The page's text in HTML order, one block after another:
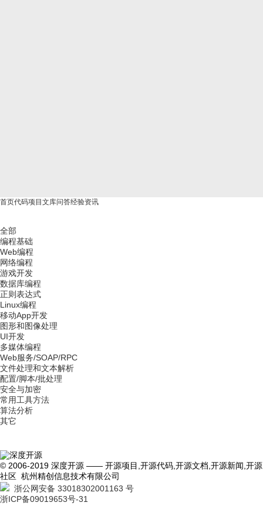
首页代码项目 文库问答经验资讯
全部
编程基础
Web编程
网络编程
游戏开发
数据库编程
正则表达式
Linux编程
移动App开发
图形和图像处理
UI开发
多媒体编程
Web服务/SOAP/RPC
文件处理和文本解析
配置/脚本/批处理
安全与加密
常用工具方法
算法分析
其它
© 2006-2019 深度开源 —— 开源项目,开源代码,开源文档,开源新闻,开源
社区 杭州精创信息技术有限公司
浙公网安备 33018302001163 号
浙ICP备09019653号-31